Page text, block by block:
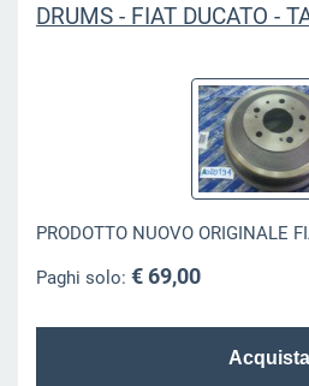
DRUMS - FIAT DUCATO -
PRODOTTO NUOVO ORIGINALE
Paghi solo: € 69,00